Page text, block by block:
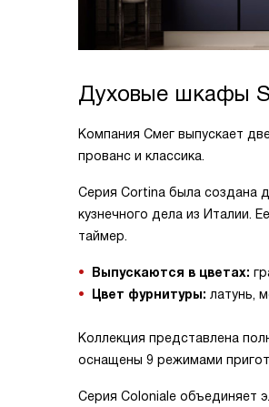
Духовые шкафы
Компания Смег выпускает
прованс и классика.
Серия Cortina была создана
кузнечного дела из Италии.
таймер.
Выпускаются в цветах:
Цвет фурнитуры: латунь,
Коллекция представлена
оснащены 9 режимами
Серия Coloniale объединяет